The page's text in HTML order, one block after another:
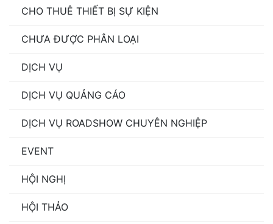
CHO THUÊ THIẾT BỊ SỰ KIỆN
CHƯA ĐƯỢC PHÂN LOẠI
DỊCH VỤ
DỊCH VỤ QUẢNG CÁO
DỊCH VỤ ROADSHOW CHUYÊN NGHIỆP
EVENT
HỘI NGHỊ
HỘI THẢO